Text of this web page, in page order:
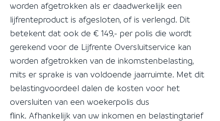
worden afgetrokken als er daadwerkelijk een
lijfrenteproduct is afgesloten, of is verlengd. Dit
betekent dat ook de € 149,- per polis die wordt
gerekend voor de Lijfrente Oversluitservice kan
worden afgetrokken van de inkomstenbelasting,
mits er sprake is van voldoende jaarruimte. Met dit
belastingvoordeel dalen de kosten voor het
oversluiten van een woekerpolis dus
flink. Afhankelijk van uw inkomen en belastingtarief